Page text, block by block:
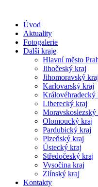
Úvod
Aktuality
Fotogalerie
Další kraje
Hlavní město
Jihočeský kraj
Jihomoravský kraj
Karlovarský kraj
Královéhradecký
Liberecký kraj
Moravskoslezský
Olomoucký kraj
Pardubický kraj
Plzeňský kraj
Ústecký kraj
Středočeský kraj
Vysočina kraj
Zlínský kraj
Kontakty